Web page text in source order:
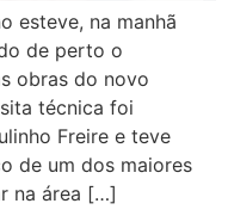
esteve, na manhã
de perto o
obras do novo
técnica foi
Freire e teve
de um dos maiores
na área […]